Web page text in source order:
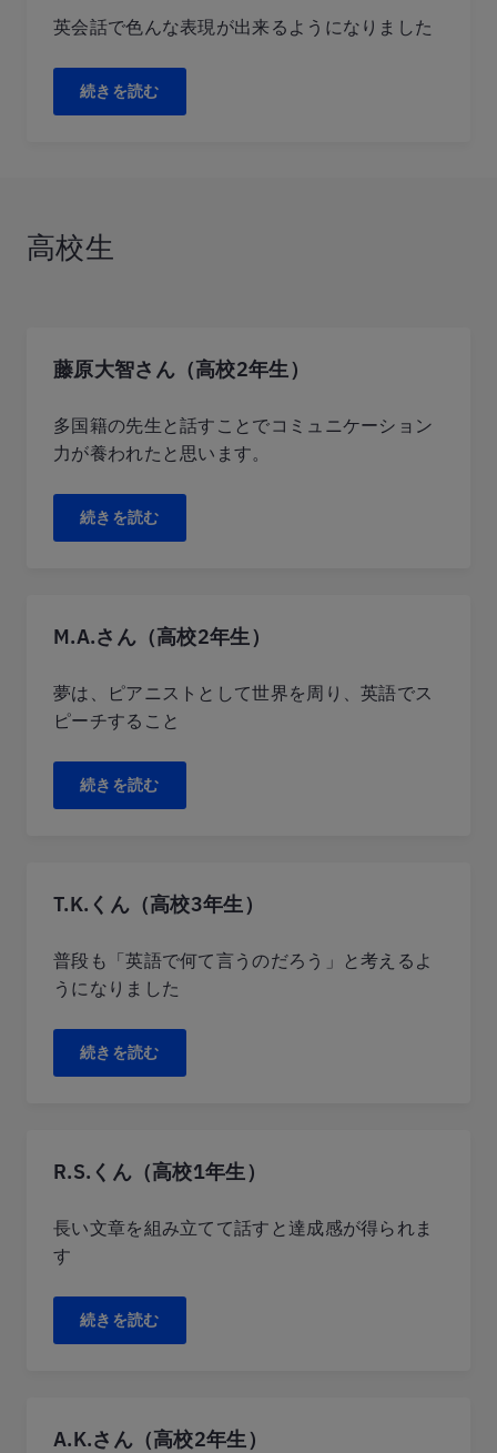
英会話で色んな表現が出来るようになりました
続きを読む
高校生
藤原大智さん（高校2年生）
多国籍の先生と話すことでコミュニケーション
力が養われたと思います。
続きを読む
M.A.さん（高校2年生）
夢は、ピアニストとして世界を周り、英語でス
ピーチすること
続きを読む
T.K.くん（高校3年生）
普段も「英語で何て言うのだろう」と考えるよ
うになりました
続きを読む
R.S.くん（高校1年生）
長い文章を組み立てて話すと達成感が得られま
す
続きを読む
A.K.さん（高校2年生）